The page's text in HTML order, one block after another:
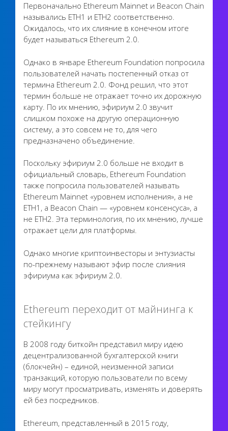
Первоначально Ethereum Mainnet и Beacon Chain
назывались ETH1 и ETH2 соответственно.
Ожидалось, что их слияние в конечном итоге
будет называться Ethereum 2.0.
Однако в январе Ethereum Foundation попросила
пользователей начать постепенный отказ от
термина Ethereum 2.0. Фонд решил, что этот
термин больше не отражает точно их дорожную
карту. По их мнению, эфириум 2.0 звучит
слишком похоже на другую операционную
систему, а это совсем не то, для чего
предназначено объединение.
Поскольку эфириум 2.0 больше не входит в
официальный словарь, Ethereum Foundation
также попросила пользователей называть
Ethereum Mainnet «уровнем исполнения», а не
ETH1, а Beacon Chain — «уровнем консенсуса», а
не ETH2. Эта терминология, по их мнению, лучше
отражает цели для платформы.
Однако многие криптоинвесторы и энтузиасты
по-прежнему называют эфир после слияния
эфириума как эфириум 2.0.
Ethereum переходит от майнинга к
стейкингу
В 2008 году биткойн представил миру идею
децентрализованной бухгалтерской книги
(блокчейн) – единой, неизменной записи
транзакций, которую пользователи по всему
миру могут просматривать, изменять и доверять
ей без посредников.
Ethereum, представленный в 2015 году,